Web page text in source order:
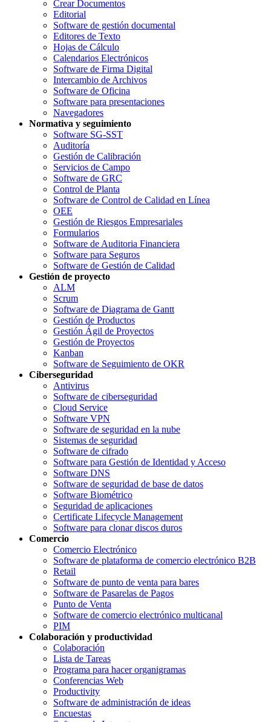
Crear Documentos
Editorial
Software de gestión documental
Editores de Texto
Hojas de Cálculo
Calendarios Electrónicos
Software de Firma Digital
Intercambio de Archivos
Software de Oficina
Software para presentaciones
Navegadores
Normativa y seguimiento
Software SG-SST
Auditoría
Gestión de Calibración
Servicios de Campo
Software de GRC
Control de Planta
Software de Control de Calidad en Línea
OEE
Gestión de Riesgos Empresariales
Formularios
Software de Auditoria Financiera
Software para Seguros
Software de Gestión de Calidad
Gestión de proyecto
ALM
Scrum
Software de Diagrama de Gantt
Gestión de Productos
Gestión Ágil de Proyectos
Gestión de Proyectos
Kanban
Software de Seguimiento de OKR
Ciberseguridad
Antivirus
Software de ciberseguridad
Cloud Service
Software VPN
Software de seguridad en la nube
Sistemas de seguridad
Software de cifrado
Software para Gestión de Identidad y Acceso
Software DNS
Software de seguridad de base de datos
Software Biométrico
Seguridad de aplicaciones
Certificate Lifecycle Management
Software para clonar discos duros
Comercio
Comercio Electrónico
Software de plataforma de comercio electrónico B2B
Retail
Software de punto de venta para bares
Software de Pasarelas de Pagos
Punto de Venta
Software de comercio electrónico multicanal
PIM
Colaboración y productividad
Colaboración
Lista de Tareas
Programa para hacer organigramas
Conferencias Web
Productivity
Software de administración de ideas
Encuestas